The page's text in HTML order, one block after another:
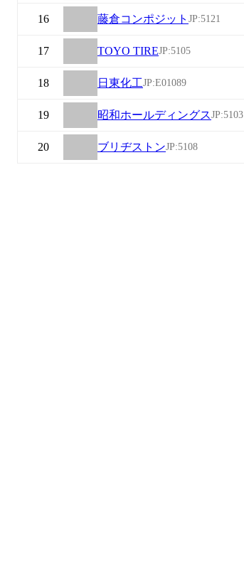
16 藤倉コンポジット JP:5121
17 TOYO TIREJP:5105
18 日東化工JP:E01089
19 昭和ホールディングスJP:5103
20 ブリヂストンJP:5108